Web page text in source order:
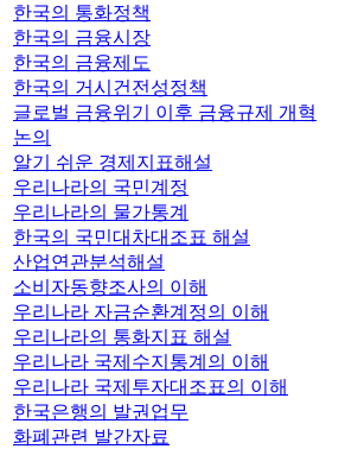
한국의 통화정책
한국의 금융시장
한국의 금융제도
한국의 거시건전성정책
글로벌 금융위기 이후 금융규제 개혁
논의
알기 쉬운 경제지표해설
우리나라의 국민계정
우리나라의 물가통계
한국의 국민대차대조표 해설
산업연관분석해설
소비자동향조사의 이해
우리나라 자금순환계정의 이해
우리나라의 통화지표 해설
우리나라 국제수지통계의 이해
우리나라 국제투자대조표의 이해
한국은행의 발권업무
화폐관련 발간자료